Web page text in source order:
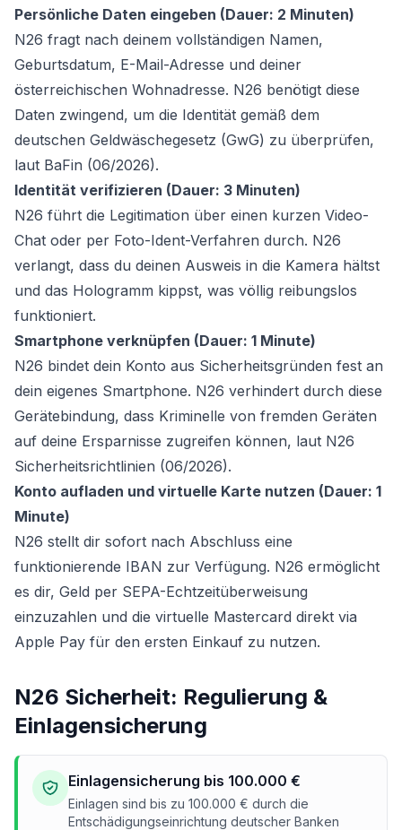
Persönliche Daten eingeben (Dauer: 2 Minuten)
N26 fragt nach deinem vollständigen Namen,
Geburtsdatum, E-Mail-Adresse und deiner
österreichischen Wohnadresse. N26 benötigt diese
Daten zwingend, um die Identität gemäß dem
deutschen Geldwäschegesetz (GwG) zu überprüfen,
laut BaFin (06/2026).
Identität verifizieren (Dauer: 3 Minuten)
N26 führt die Legitimation über einen kurzen Video-
Chat oder per Foto-Ident-Verfahren durch. N26
verlangt, dass du deinen Ausweis in die Kamera hältst
und das Hologramm kippst, was völlig reibungslos
funktioniert.
Smartphone verknüpfen (Dauer: 1 Minute)
N26 bindet dein Konto aus Sicherheitsgründen fest an
dein eigenes Smartphone. N26 verhindert durch diese
Gerätebindung, dass Kriminelle von fremden Geräten
auf deine Ersparnisse zugreifen können, laut N26
Sicherheitsrichtlinien (06/2026).
Konto aufladen und virtuelle Karte nutzen (Dauer: 1
Minute)
N26 stellt dir sofort nach Abschluss eine
funktionierende IBAN zur Verfügung. N26 ermöglicht
es dir, Geld per SEPA-Echtzeitüberweisung
einzuzahlen und die virtuelle Mastercard direkt via
Apple Pay für den ersten Einkauf zu nutzen.
N26 Sicherheit: Regulierung &
Einlagensicherung
Einlagensicherung bis 100.000 €
Einlagen sind bis zu 100.000 € durch die
Entschädigungseinrichtung deutscher Banken